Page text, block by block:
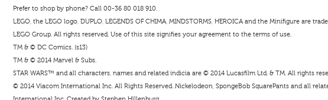
Prefer to shop by phone? Call 00-36 80 018 910.
LEGO, the LEGO logo, DUPLO, LEGENDS OF CHIMA, MINDSTORMS, HEROICA and the Minifigure are
LEGO Group. All rights reserved. Use of this site signifies your agreement to the terms of use.
TM & © DC Comics. (s13)
TM & © 2014 Marvel & Subs.
STAR WARS™ and all characters, names and related indicia are © 2014 Lucasfilm Ltd. & TM. All rights
© 2014 Viacom International Inc. All Rights Reserved. Nickelodeon, SpongeBob SquarePants and all